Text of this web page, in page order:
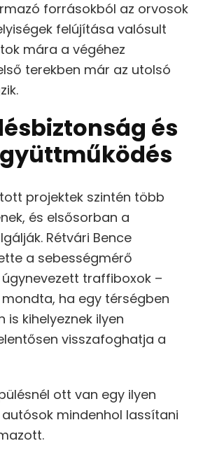
forrásokból az orvosok
felújítása valósult
mára a végéhez
terekben már az utolsó
és
projektek szintén több
és elsősorban a
Rétvári Bence
a sebességmérő
traffiboxok –
ha egy térségben
kihelyeznek ilyen
visszafoghatja a
ott van egy ilyen
mindenhol lassítani